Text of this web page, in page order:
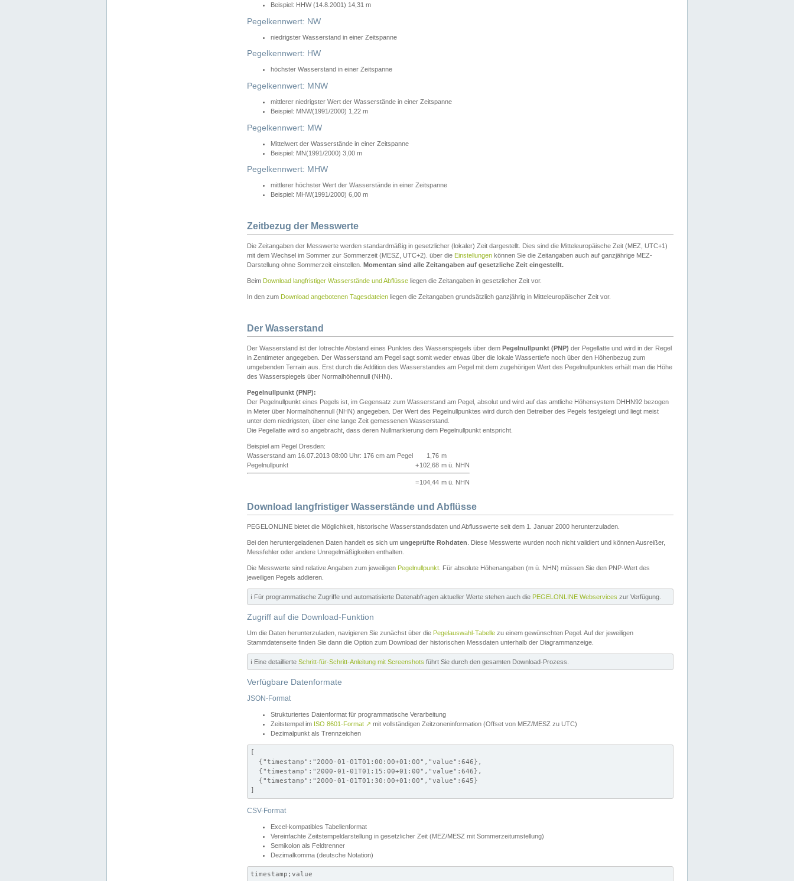
Beispiel: HHW (14.8.2001) 14,31 m
Pegelkennwert: NW
niedrigster Wasserstand in einer Zeitspanne
Pegelkennwert: HW
höchster Wasserstand in einer Zeitspanne
Pegelkennwert: MNW
mittlerer niedrigster Wert der Wasserstände in einer Zeitspanne
Beispiel: MNW(1991/2000) 1,22 m
Pegelkennwert: MW
Mittelwert der Wasserstände in einer Zeitspanne
Beispiel: MN(1991/2000) 3,00 m
Pegelkennwert: MHW
mittlerer höchster Wert der Wasserstände in einer Zeitspanne
Beispiel: MHW(1991/2000) 6,00 m
Zeitbezug der Messwerte
Die Zeitangaben der Messwerte werden standardmäßig in gesetzlicher (lokaler) Zeit dargestellt. Dies sind die Mitteleuropäische Zeit (MEZ, UTC+1)
mit dem Wechsel im Sommer zur Sommerzeit (MESZ, UTC+2). über die Einstellungen können Sie die Zeitangaben auch auf ganzjährige MEZ-
Darstellung ohne Sommerzeit einstellen. Momentan sind alle Zeitangaben auf gesetzliche Zeit eingestellt.
Beim Download langfristiger Wasserstände und Abflüsse liegen die Zeitangaben in gesetzlicher Zeit vor.
In den zum Download angebotenen Tagesdateien liegen die Zeitangaben grundsätzlich ganzjährig in Mitteleuropäischer Zeit vor.
Der Wasserstand
Der Wasserstand ist der lotrechte Abstand eines Punktes des Wasserspiegels über dem Pegelnullpunkt (PNP) der Pegellatte und wird in der Regel
in Zentimeter angegeben. Der Wasserstand am Pegel sagt somit weder etwas über die lokale Wassertiefe noch über den Höhenbezug zum
umgebenden Terrain aus. Erst durch die Addition des Wasserstandes am Pegel mit dem zugehörigen Wert des Pegelnullpunktes erhält man die Höhe
des Wasserspiegels über Normalhöhennull (NHN).
Pegelnullpunkt (PNP):
Der Pegelnullpunkt eines Pegels ist, im Gegensatz zum Wasserstand am Pegel, absolut und wird auf das amtliche Höhensystem DHHN92 bezogen
in Meter über Normalhöhennull (NHN) angegeben. Der Wert des Pegelnullpunktes wird durch den Betreiber des Pegels festgelegt und liegt meist
unter dem niedrigsten, über eine lange Zeit gemessenen Wasserstand.
Die Pegellatte wird so angebracht, dass deren Nullmarkierung dem Pegelnullpunkt entspricht.
Beispiel am Pegel Dresden:
Wasserstand am 16.07.2013 08:00 Uhr: 176 cm am Pegel
1,76 m
Pegelnullpunkt
+102,68 m ü. NHN
=104,44 m ü. NHN
Download langfristiger Wasserstände und Abflüsse
PEGELONLINE bietet die Möglichkeit, historische Wasserstandsdaten und Abflusswerte seit dem 1. Januar 2000 herunterzuladen.
Bei den heruntergeladenen Daten handelt es sich um ungeprüfte Rohdaten . Diese Messwerte wurden noch nicht validiert und können Ausreißer,
Messfehler oder andere Unregelmäßigkeiten enthalten.
Die Messwerte sind relative Angaben zum jeweiligen Pegelnullpunkt . Für absolute Höhenangaben (m ü. NHN) müssen Sie den PNP-Wert des
jeweiligen Pegels addieren.
ℹ️ Für programmatische Zugriffe und automatisierte Datenabfragen aktueller Werte stehen auch die PEGELONLINE Webservices zur Verfügung.
Zugriff auf die Download-Funktion
Um die Daten herunterzuladen, navigieren Sie zunächst über die Pegelauswahl-Tabelle zu einem gewünschten Pegel. Auf der jeweiligen
Stammdatenseite finden Sie dann die Option zum Download der historischen Messdaten unterhalb der Diagrammanzeige.
ℹ️ Eine detaillierte Schritt-für-Schritt-Anleitung mit Screenshots führt Sie durch den gesamten Download-Prozess.
Verfügbare Datenformate
JSON-Format
Strukturiertes Datenformat für programmatische Verarbeitung
Zeitstempel im ISO 8601-Format ↗ mit vollständigen Zeitzoneninformation (Offset von MEZ/MESZ zu UTC)
Dezimalpunkt als Trennzeichen
[
  {"timestamp":"2000-01-01T01:00:00+01:00","value":646},
  {"timestamp":"2000-01-01T01:15:00+01:00","value":646},
  {"timestamp":"2000-01-01T01:30:00+01:00","value":645}
]
CSV-Format
Excel-kompatibles Tabellenformat
Vereinfachte Zeitstempeldarstellung in gesetzlicher Zeit (MEZ/MESZ mit Sommerzeitumstellung)
Semikolon als Feldtrenner
Dezimalkomma (deutsche Notation)
timestamp;value